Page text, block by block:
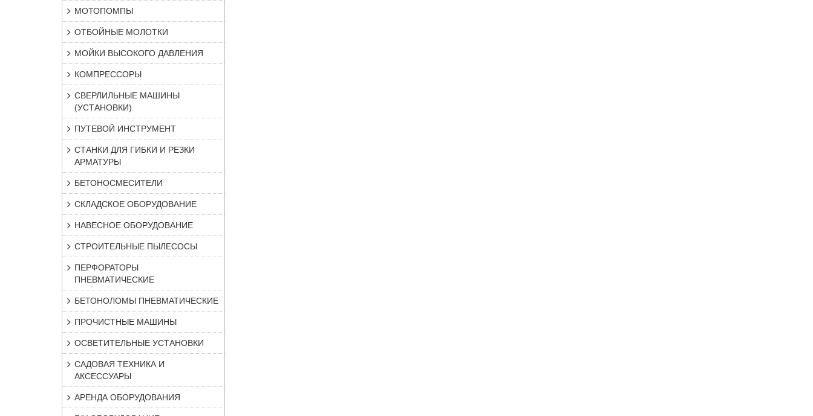
МОТОПОМПЫ
ОТБОЙНЫЕ МОЛОТКИ
МОЙКИ ВЫСОКОГО ДАВЛЕНИЯ
КОМПРЕССОРЫ
СВЕРЛИЛЬНЫЕ МАШИНЫ
(УСТАНОВКИ)
ПУТЕВОЙ ИНСТРУМЕНТ
СТАНКИ ДЛЯ ГИБКИ И РЕЗКИ
АРМАТУРЫ
БЕТОНОСМЕСИТЕЛИ
СКЛАДСКОЕ ОБОРУДОВАНИЕ
НАВЕСНОЕ ОБОРУДОВАНИЕ
СТРОИТЕЛЬНЫЕ ПЫЛЕСОСЫ
ПЕРФОРАТОРЫ
ПНЕВМАТИЧЕСКИЕ
БЕТОНОЛОМЫ ПНЕВМАТИЧЕСКИЕ
ПРОЧИСТНЫЕ МАШИНЫ
ОСВЕТИТЕЛЬНЫЕ УСТАНОВКИ
САДОВАЯ ТЕХНИКА И
АКСЕССУАРЫ
АРЕНДА ОБОРУДОВАНИЯ